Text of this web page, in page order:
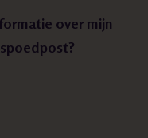
over mijn